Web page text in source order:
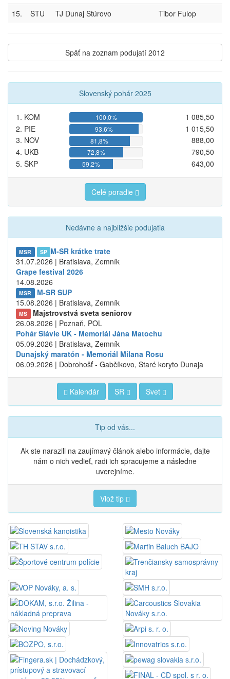
15. ŠTU TJ Dunaj Štúrovo Tibor Fulop
Späť na zoznam podujatí 2012
Slovenský pohár 2025
1. KOM 100,0%
1 085,50
2. PIE
93,6%
1 015,50
3. NOV
81,8%
888,00
4. UKB
72,8%
790,50
5. ŠKP
59,2% 643,00
Celé poradie
Nedávne a najbližšie podujatia
MSR SP M-SR krátke trate
31.07.2026 | Bratislava, Zemník
Grape festival 2026
14.08.2026
MSR
M-SR SUP
15.08.2026 | Bratislava, Zemník
MS
Majstrovstvá sveta seniorov
26.08.2026 | Poznaň, POL
Pohár Slávie UK - Memoriál Jána Matochu
05.09.2026 | Bratislava, Zemník
Dunajský maratón - Memoriál Milana Rosu
06.09.2026 | Dobrohošť - Gabčíkovo, Staré koryto Dunaja
Kalendár SR Svet
Tip od vás...
Ak ste narazili na zaujímavý článok alebo informácie, dajte
nám o nich vedieť, radi ich spracujeme a následne
uverejníme.
Vlož tip